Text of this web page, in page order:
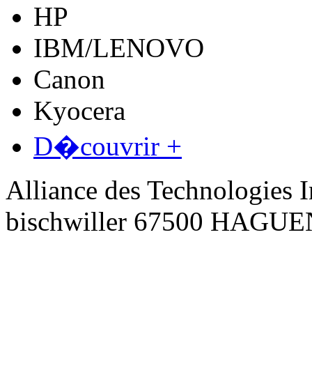
HP
IBM/LENOVO
Canon
Kyocera
D�couvrir +
Alliance des Technologies
bischwiller 67500